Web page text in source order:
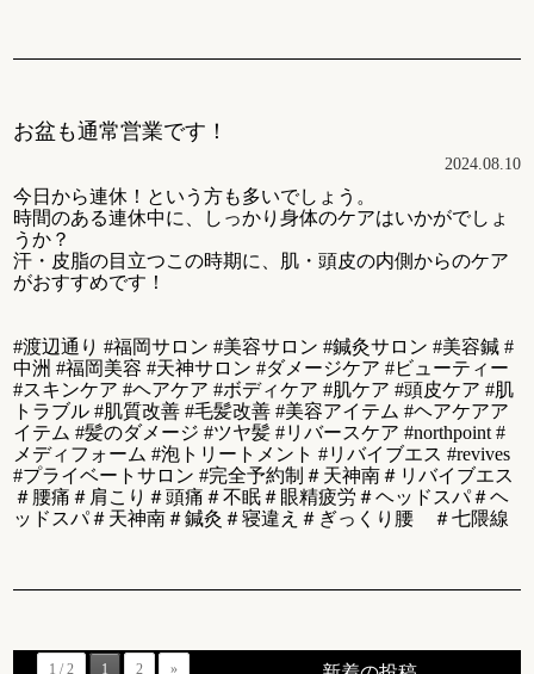
お盆も通常営業です！
2024.08.10
今日から連休！という方も多いでしょう。
時間のある連休中に、しっかり身体のケアはいかがでしょ
うか？
汗・皮脂の目立つこの時期に、肌・頭皮の内側からのケア
がおすすめです！
#渡辺通り #福岡サロン #美容サロン #鍼灸サロン #美容鍼 #
中洲 #福岡美容 #天神サロン #ダメージケア #ビューティー
#スキンケア #ヘアケア #ボディケア #肌ケア #頭皮ケア #肌
トラブル #肌質改善 #毛髪改善 #美容アイテム #ヘアケアア
イテム #髪のダメージ #ツヤ髪 #リバースケア #northpoint #
メディフォーム #泡トリートメント #リバイブエス #revives
#プライベートサロン #完全予約制＃天神南＃リバイブエス
＃腰痛＃肩こり＃頭痛＃不眠＃眼精疲労＃ヘッドスパ＃ヘ
ッドスパ＃天神南＃鍼灸＃寝違え＃ぎっくり腰 ＃七隈線
1 / 2 1 2 »